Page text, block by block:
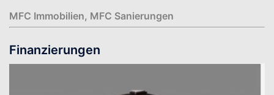
MFC Immobilien, MFC Sanierungen
Finanzierungen